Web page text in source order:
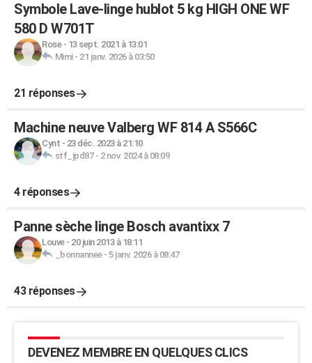
Symbole Lave-linge hublot 5 kg HIGH ONE WF
580 D W701T
Rose- 13 sept. 2021 à 13:01
Mimi- 21 janv. 2026 à 03:50
21 réponses
Machine neuve Valberg WF 814 A S566C
Cynt - 23 déc. 2023 à 21:10
stf_jpd87- 2 nov. 2024 à 08:09
4 réponses
Panne sèche linge Bosch avantixx 7
Louve- 20 juin 2013 à 18:11
_bonnannee- 5 janv. 2026 à 08:47
43 réponses
DEVENEZ MEMBRE EN QUELQUES CLICS